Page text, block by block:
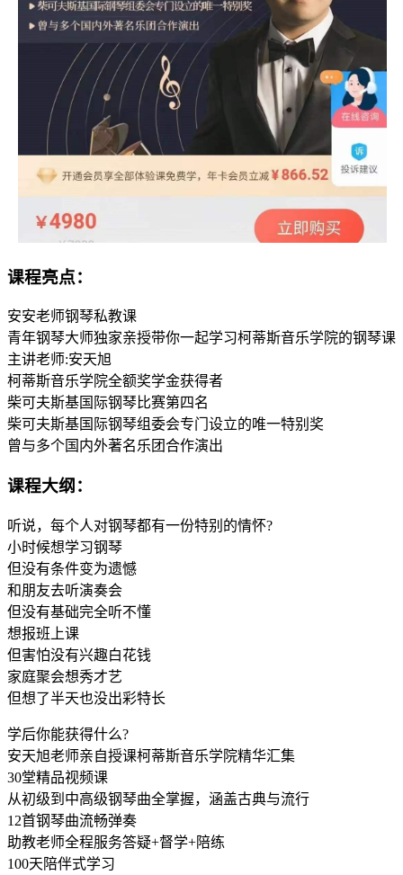
课程亮点：
安安老师钢琴私教课
青年钢琴大师独家亲授带你一起学习柯蒂斯音乐学院的钢琴课
主讲老师:安天旭
柯蒂斯音乐学院全额奖学金获得者
柴可夫斯基国际钢琴比赛第四名
柴可夫斯基国际钢琴组委会专门设立的唯一特别奖
曾与多个国内外著名乐团合作演出
课程大纲：
听说，每个人对钢琴都有一份特别的情怀?
小时候想学习钢琴
但没有条件变为遗憾
和朋友去听演奏会
但没有基础完全听不懂
想报班上课
但害怕没有兴趣白花钱
家庭聚会想秀才艺
但想了半天也没出彩特长
学后你能获得什么?
安天旭老师亲自授课柯蒂斯音乐学院精华汇集
30堂精品视频课
从初级到中高级钢琴曲全掌握，涵盖古典与流行
12首钢琴曲流畅弹奏
助教老师全程服务答疑+督学+陪练
100天陪伴式学习